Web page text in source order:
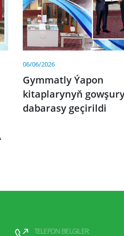
06/06/2026
Gymmatly Ýapon
kitaplarynyň
dabarasy geçirildi
TELEFON BELGILER: